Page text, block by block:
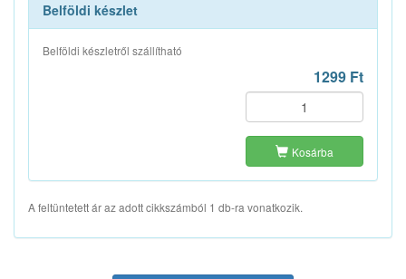
Belföldi készlet
Belföldi készletről szállítható
1299 Ft
Kosárba
A feltüntetett ár az adott cikkszámból 1 db-ra vonatkozik.